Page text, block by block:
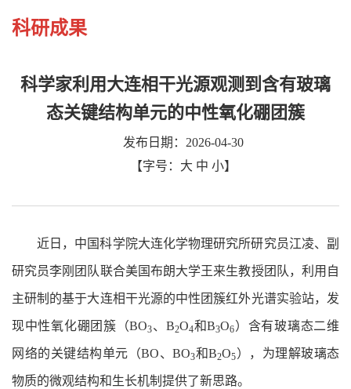
科研成果
科学家利用大连相干光源观测到含有玻璃
态关键结构单元的中性氧化硼团簇
发布日期：2026-04-30
【字号： 大 中 小】
近日，中国科学院大连化学物理研究所研究员江凌、 副
研究员李刚团队联合美国布朗大学王来生教授团队，利用自
主研制的基于大连相干光源的中性团簇红外光谱实验站，发
现中性氧化硼团簇（BO3、B2O4和B3O6）含有玻璃态二维
网络的关键结构单元（BO、BO3和B2O5），为理解玻璃态
物质的微观结构和生长机制提供了新思路。